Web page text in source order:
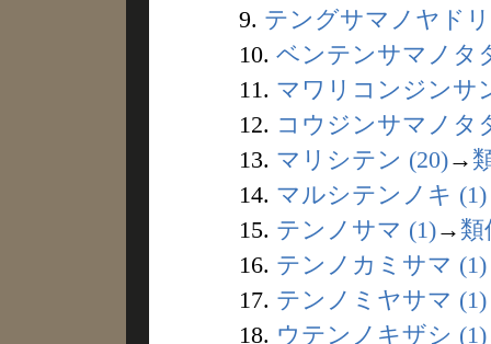
9. テングサマノヤド
10. ベンテンサマノタ
11. マワリコンジンサ
12. コウジンサマノタ
13. マリシテン (20)→
14. マルシテンノキ (1)
15. テンノサマ (1)→ 類
16. テンノカミサマ (1)
17. テンノミヤサマ (1)
18. ウテンノキザシ (1)